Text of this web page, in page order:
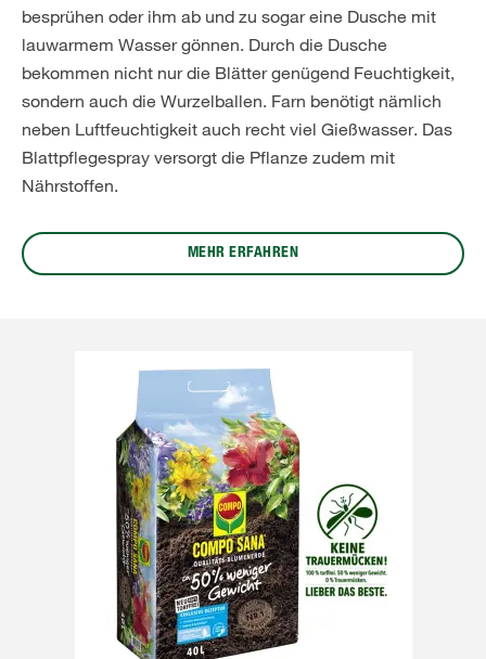
besprühen oder ihm ab und zu sogar eine Dusche mit
lauwarmem Wasser gönnen. Durch die Dusche
bekommen nicht nur die Blätter genügend Feuchtigkeit,
sondern auch die Wurzelballen. Farn benötigt nämlich
neben Luftfeuchtigkeit auch recht viel Gießwasser. Das
Blattpflegespray versorgt die Pflanze zudem mit
Nährstoffen.
MEHR ERFAHREN